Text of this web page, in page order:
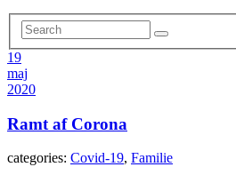
19
maj
2020
Ramt af Corona
categories: Covid-19, Familie